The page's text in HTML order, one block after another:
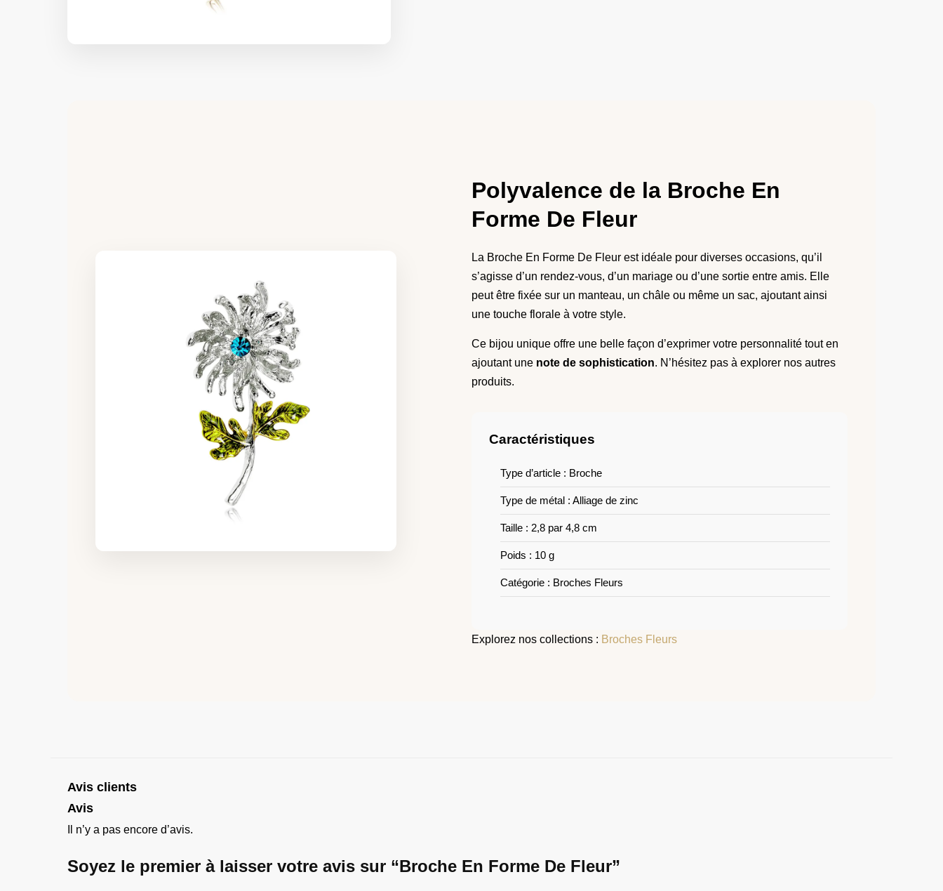
Polyvalence de la Broche En
Forme De Fleur​
La Broche En Forme De Fleur​ est idéale pour diverses occasions, qu’il
s’agisse d’un rendez-vous, d’un mariage ou d’une sortie entre amis. Elle
peut être fixée sur un manteau, un châle ou même un sac, ajoutant ainsi
une touche florale à votre style.
Ce bijou unique offre une belle façon d’exprimer votre personnalité tout en
ajoutant une note de sophistication. N’hésitez pas à explorer nos autres
produits.
Caractéristiques
Type d’article : Broche
Type de métal : Alliage de zinc
Taille : 2,8 par 4,8 cm
Poids : 10 g
Catégorie : Broches Fleurs
Explorez nos collections : Broches Fleurs
Avis clients
Avis
Il n’y a pas encore d’avis.
Soyez le premier à laisser votre avis sur “Broche En Forme De Fleur​”